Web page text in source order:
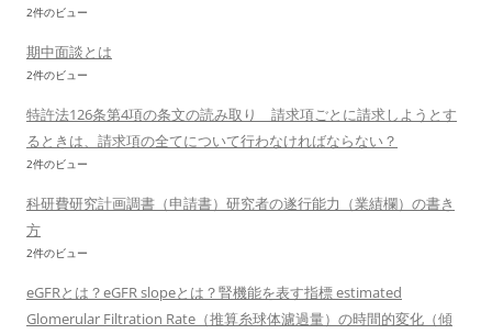
2件のビュー
期中面談とは
2件のビュー
特許法126条第4項の条文の読み取り 請求項ごとに請求しようとす
るときは、請求項の全てについて行わなければならない？
2件のビュー
科研費研究計画調書（申請書）研究者の遂行能力（業績欄）の書き
方
2件のビュー
eGFRとは？eGFR slopeとは？腎機能を表す指標 estimated
Glomerular Filtration Rate（推算糸球体濾過量）の時間的変化（傾